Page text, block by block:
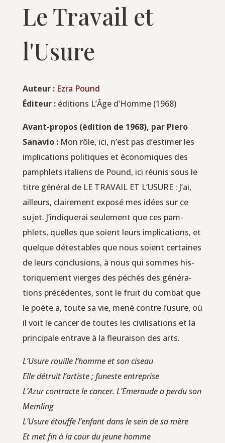
Le Travail et
l'Usure
Auteur : Ezra Pound
Édi­teur :édi­tions L’Âge d’Homme (1968)
Avant-pro­pos (édi­tion de 1968), par Pie­ro
Sana­vio :Mon rôle, ici, n’est pas d’es­ti­mer les
impli­ca­tions poli­tiques et éco­no­miques des
pam­phlets ita­liens de Pound, ici réunis sous le
titre géné­ral de LE TRAVAIL ET L’USURE : J’ai,
ailleurs, clai­re­ment expo­sé mes idées sur ce
sujet. J’in­di­que­rai seule­ment que ces pam­
phlets, quelles que soient leurs impli­ca­tions, et
quelque détes­tables que nous soient cer­taines
de leurs conclu­sions, à nous qui sommes his­
to­ri­que­ment vierges des péchés des géné­ra­
tions pré­cé­dentes, sont le fruit du com­bat que
le poète a, toute sa vie, mené contre l’u­sure, où
il voit le can­cer de toutes les civi­li­sa­tions et la
prin­ci­pale entrave à la fleu­rai­son des arts.
L’U­sure rouille l’homme et son ciseau
Elle détruit l’ar­tiste ; funeste entreprise
L’A­zur contracte le can­cer. L’E­me­raude a per­du son
Memling
L’U­sure étouffe l’en­fant dans le sein de sa mère
Et met fin à la cour du jeune homme